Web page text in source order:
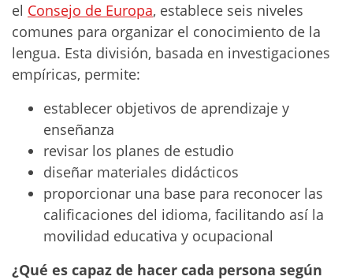
el Consejo de Europa, establece seis niveles
comunes para organizar el conocimiento de la
lengua. Esta división, basada en investigaciones
empíricas, permite:
establecer objetivos de aprendizaje y
enseñanza
revisar los planes de estudio
diseñar materiales didácticos
proporcionar una base para reconocer las
calificaciones del idioma, facilitando así la
movilidad educativa y ocupacional
¿Qué es capaz de hacer cada persona según